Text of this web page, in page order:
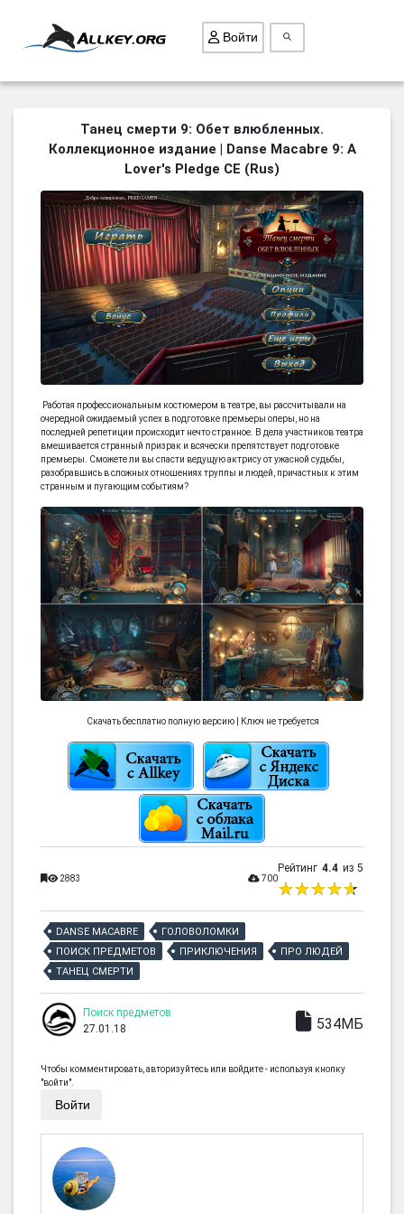
ВСЕ ИГРЫ
ПОИСК ПРЕДМЕТОВ
БИЗНЕС
ТРИ-В-РЯД
СТРАТЕГИИ
СТРЕЛЯЛКИ
КВЕСТ
КАК СКАЧАТЬ
Войти
Танец смерти 9: Обет влюбленных.
Коллекционное издание | Danse Macabre 9: A
Lover's Pledge CE (Rus)
Работая профессиональным костюмером в театре, вы рассчитывали на
очередной ожидаемый успех в подготовке премьеры оперы, но на
последней репетиции происходит нечто странное. В дела участников театра
вмешивается странный призрак и всячески препятствует подготовке
премьеры. Сможете ли вы спасти ведущую актрису от ужасной судьбы,
разобравшись в сложных отношениях труппы и людей, причастных к этим
странным и пугающим событиям?
Скачать бесплатно полную версию | Ключ не требуется
2883 700
Рейтинг 4.4 из 5
DANSE MACABRE
ГОЛОВОЛОМКИ
ПОИСК ПРЕДМЕТОВ
ПРИКЛЮЧЕНИЯ
ПРО ЛЮДЕЙ
ТАНЕЦ СМЕРТИ
Поиск предметов
27.01.18
534МБ
Чтобы комментировать, авторизуйтесь или войдите - используя кнопку
"войти".
Войти